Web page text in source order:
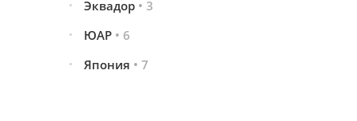
Эквадор • 3
ЮАР • 6
Япония • 7